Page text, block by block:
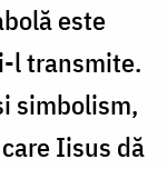
este
l transmite.
simbolism,
Iisus dă